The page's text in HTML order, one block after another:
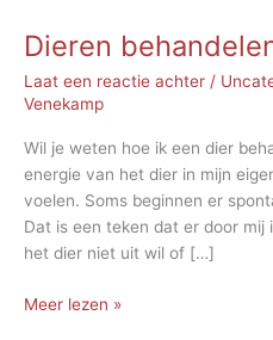
Dieren
Laat een reactie achter /
Venekamp
Wil je weten hoe ik een dier
energie van het dier in mijn
voelen. Soms beginnen er
Dat is een teken dat er door
het dier niet uit wil of […]
Dieren
Meer lezen »